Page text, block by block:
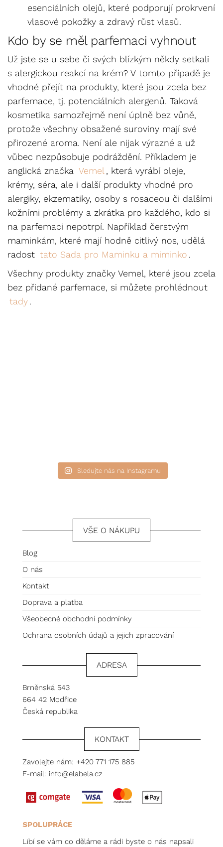
esenciálních olejů, které podporují prokrvení
vlasové pokožky a zdravý růst vlasů.
Kdo by se měl parfemaci vyhnout
Už jste se u sebe či svých blízkým někdy setkali
s alergickou reakcí na krém? V tomto případě je
vhodné přejít na produkty, které jsou zcela bez
parfemace, tj. potenciálních alergenů. Taková
kosmetika samozřejmě není úplně bez vůně,
protože všechny obsažené suroviny mají své
přirozené aroma. Není ale nijak výrazné a už
vůbec nezpůsobuje podráždění. Příkladem je
anglická značka Vemel , která vyrábí oleje,
krémy, séra, ale i další produkty vhodné pro
alergiky, ekzematiky, osoby s rosaceou či dalšími
kožními problémy a zkrátka pro každého, kdo si
na parfemaci nepotrpí. Například čerstvým
maminkám, které mají hodně citlivý nos, udělá
radost tato Sada pro Maminku a miminko .
Všechny produkty značky Vemel, které jsou zcela
bez přidané parfemace, si můžete prohlédnout
tady .
Sledujte nás na Instagramu
VŠE O NÁKUPU
Blog
O nás
Kontakt
Doprava a platba
Všeobecné obchodní podmínky
Ochrana osobních údajů a jejich zpracování
ADRESA
Brněnská 543
664 42 Modřice
Česká republika
KONTAKT
Zavolejte nám: +420 771 175 885
E-mail: info@elabela.cz
SPOLUPRÁCE
Líbí se vám co děláme a rádi byste o nás napsali